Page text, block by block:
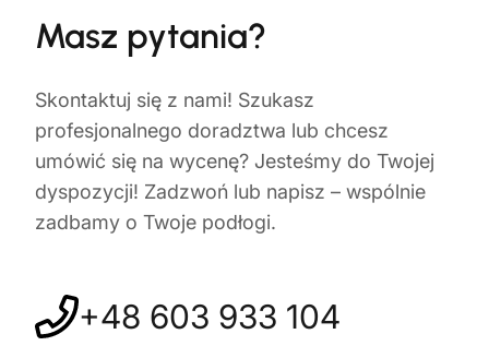
Masz pytania?
Skontaktuj się z nami! Szukasz
profesjonalnego doradztwa lub chcesz
umówić się na wycenę? Jesteśmy do Twojej
dyspozycji! Zadzwoń lub napisz – wspólnie
zadbamy o Twoje podłogi.
+48 603 933 104